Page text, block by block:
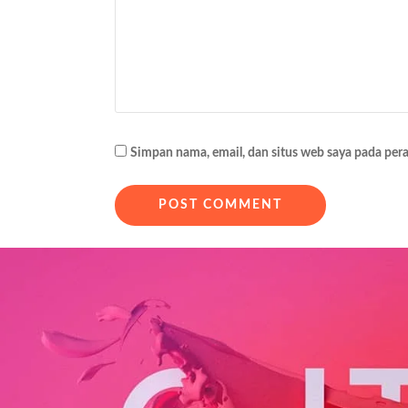
Simpan nama, email, dan situs web saya pada